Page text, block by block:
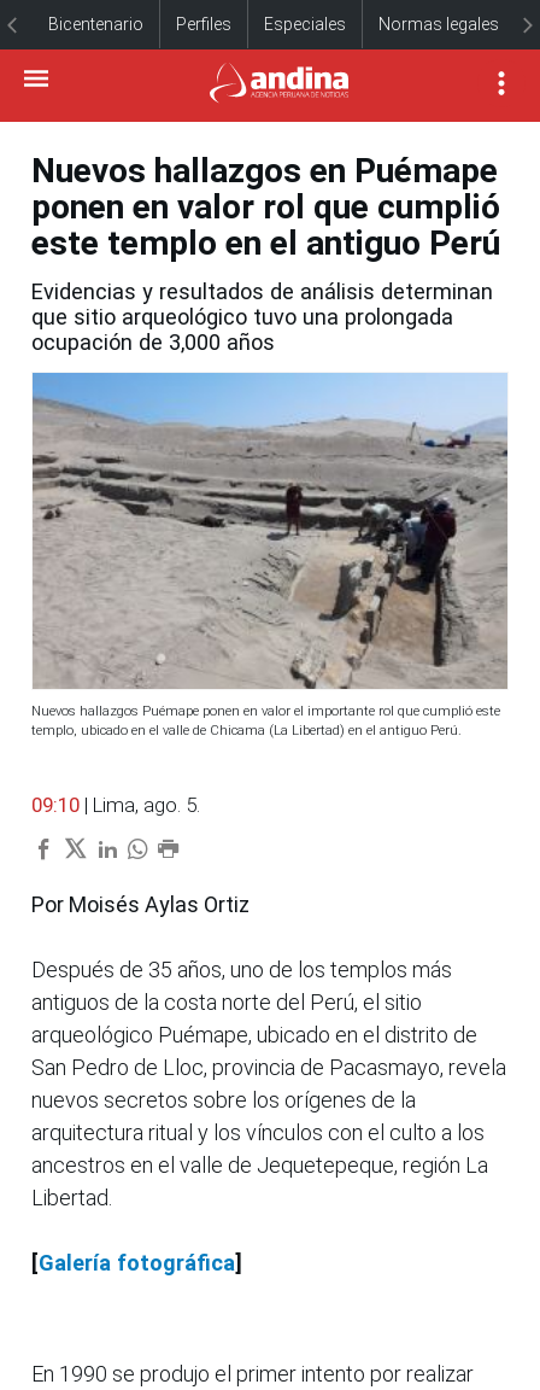
Bicentenario Perfiles Especiales Normas legales
Nuevos hallazgos en Puémape
ponen en valor rol que cumplió
este templo en el antiguo Perú
Evidencias y resultados de análisis determinan
que sitio arqueológico tuvo una prolongada
ocupación de 3,000 años
Nuevos hallazgos Puémape ponen en valor el importante rol que cumplió este
templo, ubicado en el valle de Chicama (La Libertad) en el antiguo Perú.
09:10 | Lima, ago. 5.
Por Moisés Aylas Ortiz
Después de 35 años, uno de los templos más
antiguos de la costa norte del Perú, el sitio
arqueológico Puémape, ubicado en el distrito de
San Pedro de Lloc, provincia de Pacasmayo, revela
nuevos secretos sobre los orígenes de la
arquitectura ritual y los vínculos con el culto a los
ancestros en el valle de Jequetepeque, región La
Libertad.
[Galería fotográfica]
En 1990 se produjo el primer intento por realizar